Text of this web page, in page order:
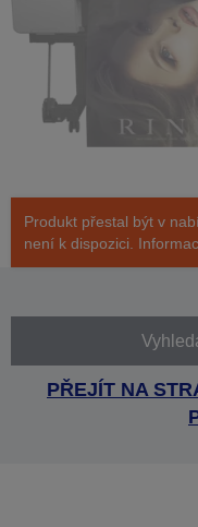
Produkt přestal být v
není k dispozici.
PŘEJÍT NA